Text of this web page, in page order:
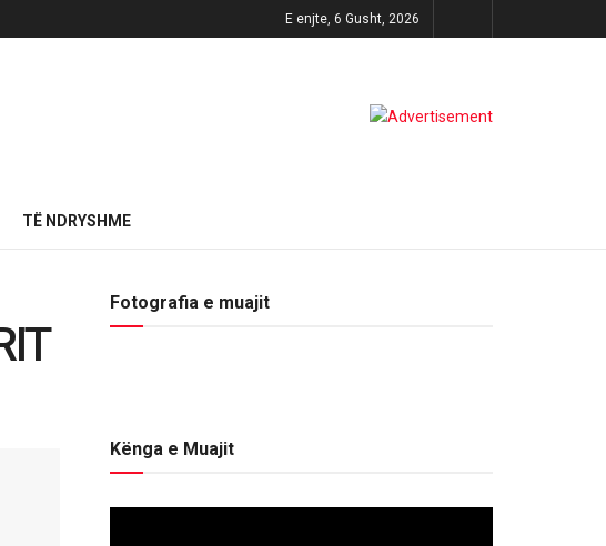
E enjte, 6 Gusht, 2026
TË NDRYSHME
Fotografia e muajit
Kënga e Muajit